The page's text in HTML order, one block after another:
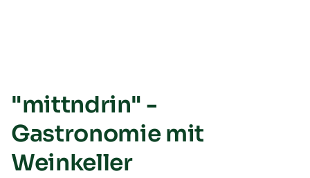
"mittndrin" -
Gastronomie mit
Weinkeller